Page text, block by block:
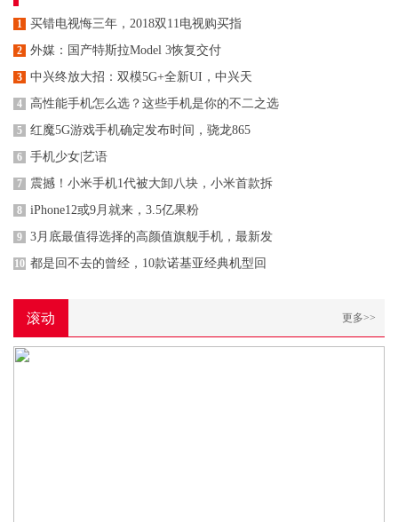
1 买错电视悔三年，2018双11电视购买指
2 外媒：国产特斯拉Model 3恢复交付
3 中兴终放大招：双模5G+全新UI，中兴天
4 高性能手机怎么选？这些手机是你的不二之选
5 红魔5G游戏手机确定发布时间，骁龙865
6 手机少女|艺语
7 震撼！小米手机1代被大卸八块，小米首款拆
8 iPhone12或9月就来，3.5亿果粉
9 3月底最值得选择的高颜值旗舰手机，最新发
10 都是回不去的曾经，10款诺基亚经典机型回
滚动 更多>>